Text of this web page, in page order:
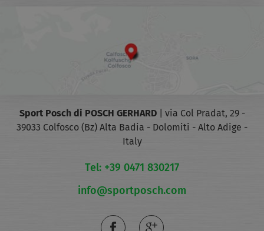
Sport Posch di POSCH GERHARD| via Col Pradat, 29 -
39033 Colfosco (Bz) Alta Badia - Dolomiti - Alto Adige -
Italy
Tel: +39 0471 830217
info@sportposch.com